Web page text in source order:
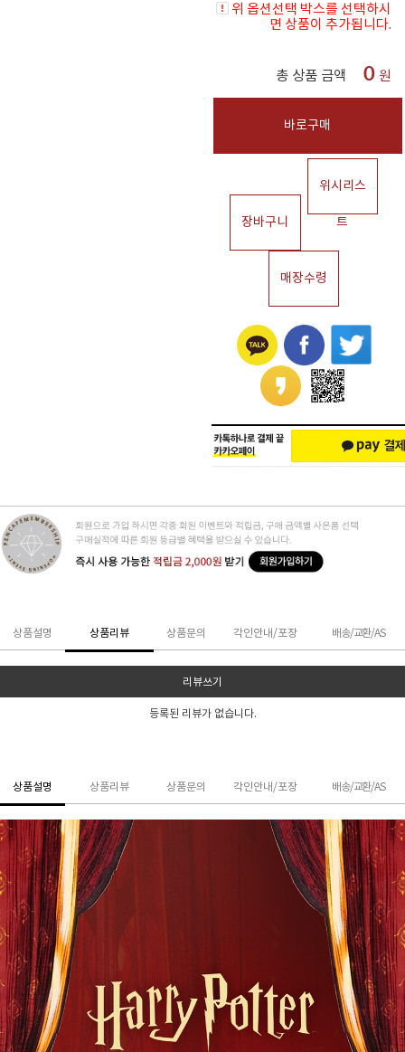
위 옵션선택 박스를 선택하시
면 상품이 추가됩니다.
총 상품 금액 0 원
바로구매
장바구니
위시리스
트
매장수령
상품설명 상품리뷰 상품문의 각인안내/포장 배송/교환/AS
리뷰쓰기
등록된 리뷰가 없습니다.
상품설명 상품리뷰 상품문의 각인안내/포장 배송/교환/AS